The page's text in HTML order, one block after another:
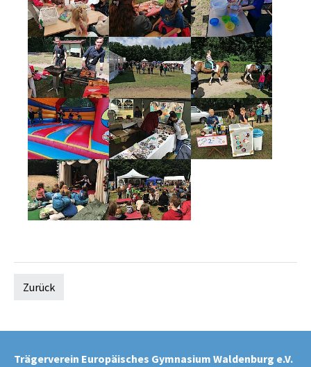
Zurück
Trägerverein Europäisches Gymnasium Waldenburg e.V.